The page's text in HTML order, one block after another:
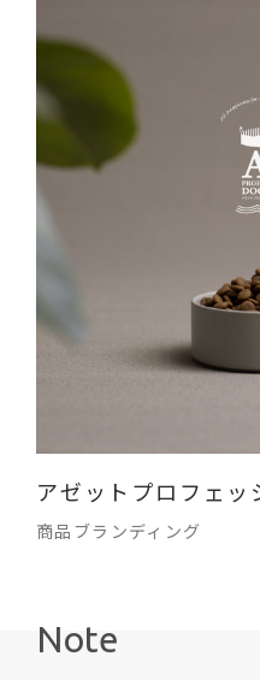
アゼットプロフェッ
商品ブランディング
Note